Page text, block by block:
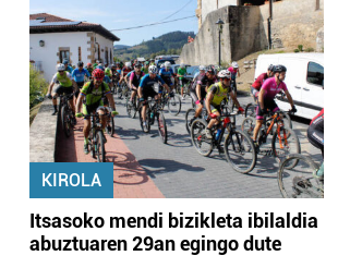
KIROLA
Itsasoko mendi bizikleta ibilaldia
abuztuaren 29an egingo dute